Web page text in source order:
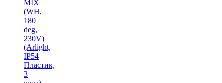
MIX
(WH,
180
deg,
230V)
(Arlight,
IP54
Пластик,
3